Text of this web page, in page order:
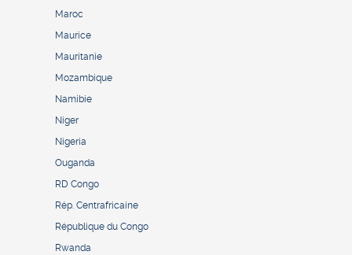
Maroc
Maurice
Mauritanie
Mozambique
Namibie
Niger
Nigeria
Ouganda
RD Congo
Rép. Centrafricaine
République du Congo
Rwanda